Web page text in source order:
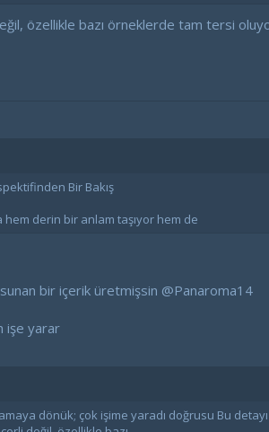
özellikle bazı örneklerde tam tersi
Bir Bakış
derin bir anlam taşıyor hem de
sunan bir içerik üretmişsin @Panaroma14
işe yarar
dönük; çok işime yaradı doğrusu Bu